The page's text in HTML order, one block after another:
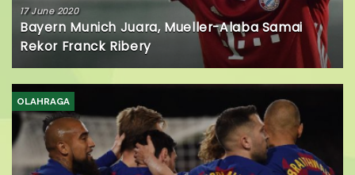
17 June 2020
Bayern Munich Juara, Mueller-Alaba Samai
Rekor Franck Ribery
OLAHRAGA